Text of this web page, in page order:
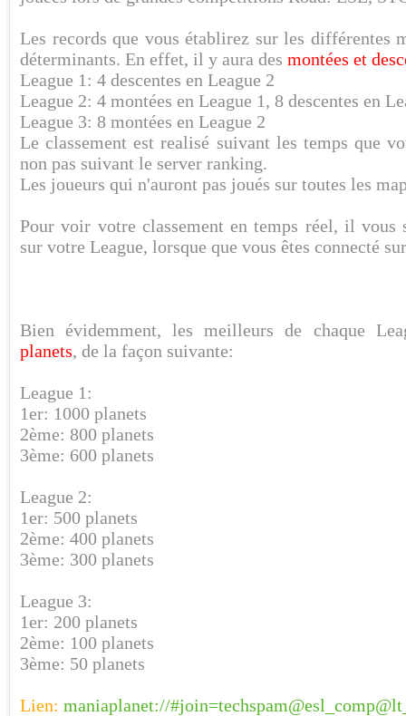
Les records que vous établirez sur les différentes
déterminants. En effet, il y aura des montées et
League 1: 4 descentes en League 2
League 2: 4 montées en League 1, 8 descentes en
League 3: 8 montées en League 2
Le classement est realisé suivant les temps que
non pas suivant le server ranking.
Les joueurs qui n'auront pas joués sur toutes les
Pour voir votre classement en temps réel, il
sur votre League, lorsque que vous êtes connecté
Bien évidemment, les meilleurs de chaque
planets, de la façon suivante:
League 1:
1er: 1000 planets
2ème: 800 planets
3ème: 600 planets
League 2:
1er: 500 planets
2ème: 400 planets
3ème: 300 planets
League 3:
1er: 200 planets
2ème: 100 planets
3ème: 50 planets
Lien: maniaplanet://